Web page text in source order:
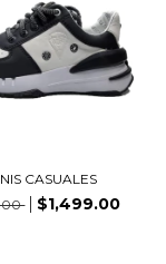
CASUALES
$1,499.00